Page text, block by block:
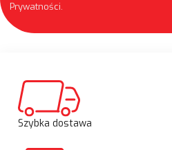
Prywatności.
Szybka dostawa